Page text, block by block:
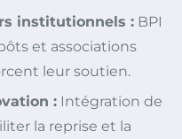
institutionnels : BPI
et associations
leur soutien.
: Intégration de
la reprise et la